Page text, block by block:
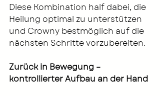
Diese Kombination half dabei, die
Heilung optimal zu unterstützen
und Crowny bestmöglich auf die
nächsten Schritte vorzubereiten.
Zurück in Bewegung –
kontrollierter Aufbau an der Hand